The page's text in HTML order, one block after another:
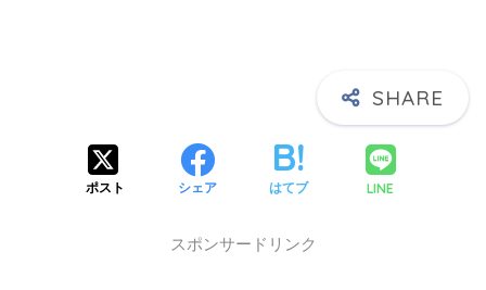
ポスト シェア はてブ LINE
スポンサードリンク